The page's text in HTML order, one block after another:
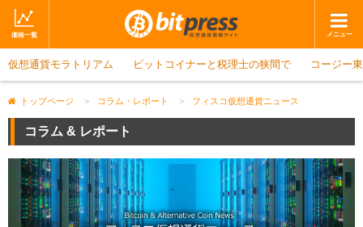
価格一覧 メニュー
ホーム ニュース
取引会社 マーケット
コラム・レポート
ツイッター 動画
ショップ
仮想通貨モラトリアム ビットコイナーと税理士の狭間で コージー
トップページ > コラム・レポート > フィスコ仮想通貨ニュース
コラム & レポート